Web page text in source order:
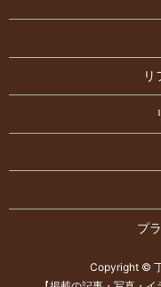
リ
プ
Copyright ©